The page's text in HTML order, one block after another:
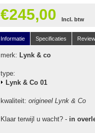
€245,00 Incl. btw
Informatie Specificaties
merk: Lynk & co
type:
Lynk & Co 01
kwaliteit: origineel Lynk & Co
Klaar terwijl u wacht? - in